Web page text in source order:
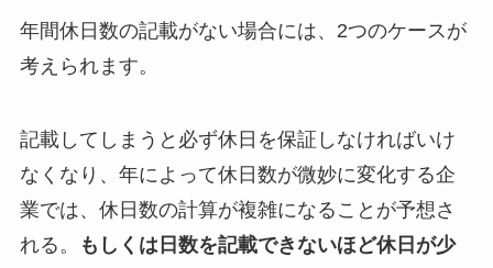
年間休日数の記載がない場合には、2つのケースが
考えられます。
記載してしまうと必ず休日を保証しなければいけ
なくなり、年によって休日数が微妙に変化する企
業では、休日数の計算が複雑になることが予想さ
れる。
もしくは日数を記載できないほど休日が少